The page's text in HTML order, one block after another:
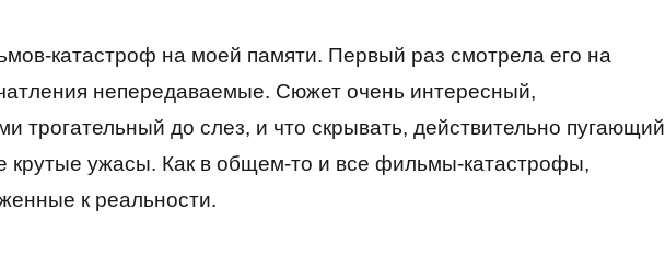
катастроф на моей памяти. Первый раз смотрела его на
непередаваемые. Сюжет очень интересный,
трогательный до слез, и что скрывать, действительно пугающий
крутые ужасы. Как в общем-то и все фильмы-катастрофы,
к реальности.